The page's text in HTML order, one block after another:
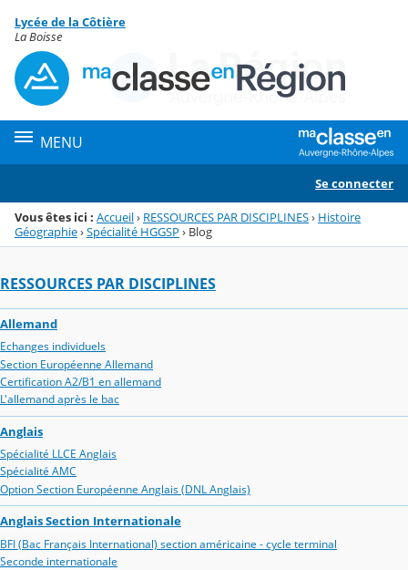
Menu de la rubrique
Contenu
Lycée de la Côtière
La Boisse
MENU
Se connecter
Vous êtes ici : Accueil› RESSOURCES PAR DISCIPLINES› Histoire
Géographie›Spécialité HGGSP › Blog
RESSOURCES PAR DISCIPLINES
Allemand
Echanges individuels
Section Européenne Allemand
Certification A2/B1 en allemand
L'allemand après le bac
Anglais
Spécialité LLCE Anglais
Spécialité AMC
Option Section Européenne Anglais (DNL Anglais)
Anglais Section Internationale
BFI (Bac Français International) section américaine - cycle terminal
Seconde internationale